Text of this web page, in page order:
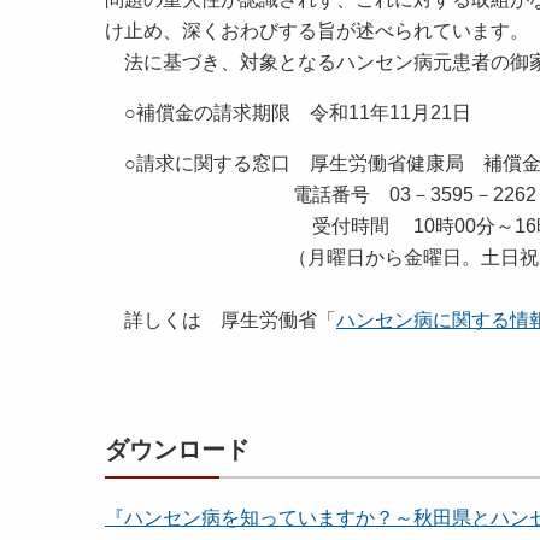
け止め、深くおわびする旨が述べられています。
法に基づき、対象となるハンセン病元患者の御
○補償金の請求期限 令和11年11月21日
○請求に関する窓口 厚生労働省健康局 補償金
電話番号 03－3595－2262
受付時間 10時00分～16時
（月曜日から金曜日。土日祝日、
詳しくは 厚生労働省「 ハンセン病に関する情
ダウンロード
『ハンセン病を知っていますか？～秋田県とハ